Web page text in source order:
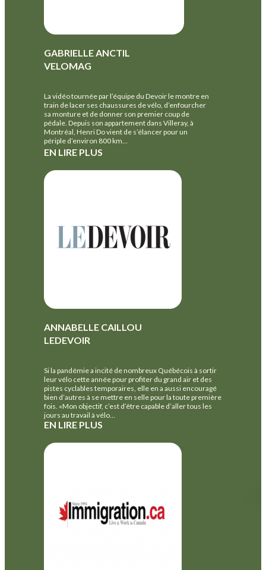
GABRIELLE ANCTIL
VELOMAG
La vidéo tournée par l’équipe du Devoir le montre en
train de lacer ses chaussures de vélo, d’enfourcher
sa monture et de donner son premier coup de
pédale. Depuis son appartement dans Villeray, à
Montréal, Henri Do vient de s’élancer pour un
périple d’environ 800 km…
EN LIRE PLUS
ANNABELLE CAILLOU
LEDEVOIR
Si la pandémie a incité de nombreux Québécois à sortir
leur vélo cette année pour profiter du grand air et des
pistes cyclables temporaires, elle en a aussi encouragé
bien d’autres à se mettre en selle pour la toute première
fois. «Mon objectif, c’est d’être capable d’aller tous les
jours au travail à vélo…
EN LIRE PLUS